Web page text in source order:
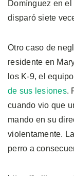
Domínguez en
disparó siete
Otro caso de
residente en
los K-9, el
de sus lesiones.
cuando vio que
mando en su
violentamente.
perro a